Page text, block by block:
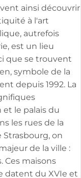
ainsi découvrir
à l'art
autrefois
est un lieu
que se trouvent
symbole de la
depuis 1992. La
le palais du
les rues de la
on
de la ville :
Ces maisons
datent du XVIe et